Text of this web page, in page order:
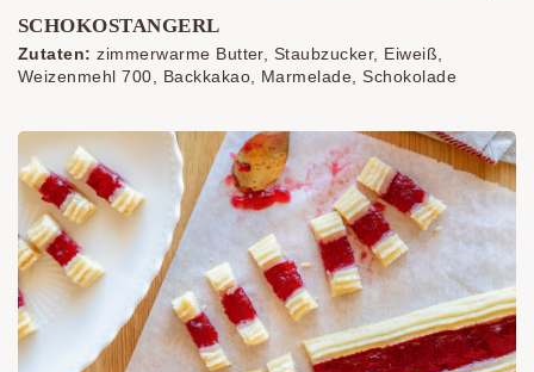
SCHOKOSTANGERL
Zutaten: zimmerwarme Butter, Staubzucker, Eiweiß,
Weizenmehl 700, Backkakao, Marmelade, Schokolade